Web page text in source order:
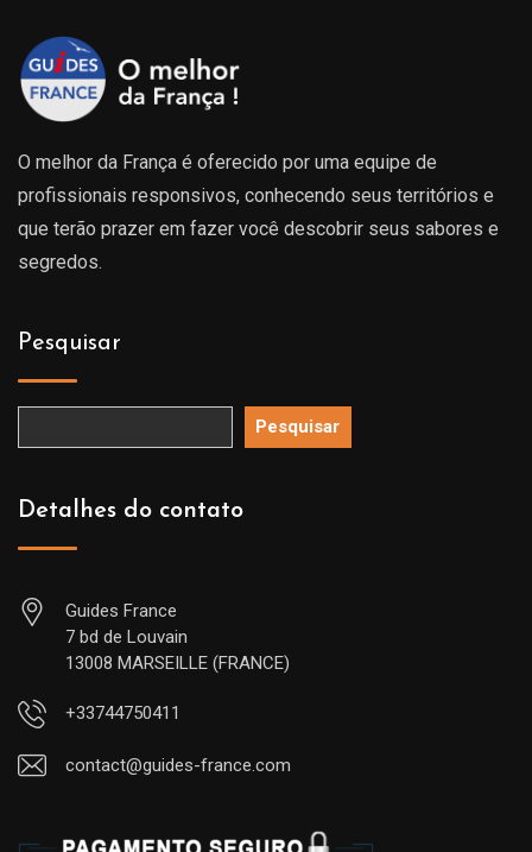
O melhor da França é oferecido por uma equipe de
profissionais responsivos, conhecendo seus territórios e
que terão prazer em fazer você descobrir seus sabores e
segredos.
Pesquisar
Pesquisar
Detalhes do contato
Guides France
7 bd de Louvain
13008 MARSEILLE (FRANCE)
+33744750411
contact@guides-france.com